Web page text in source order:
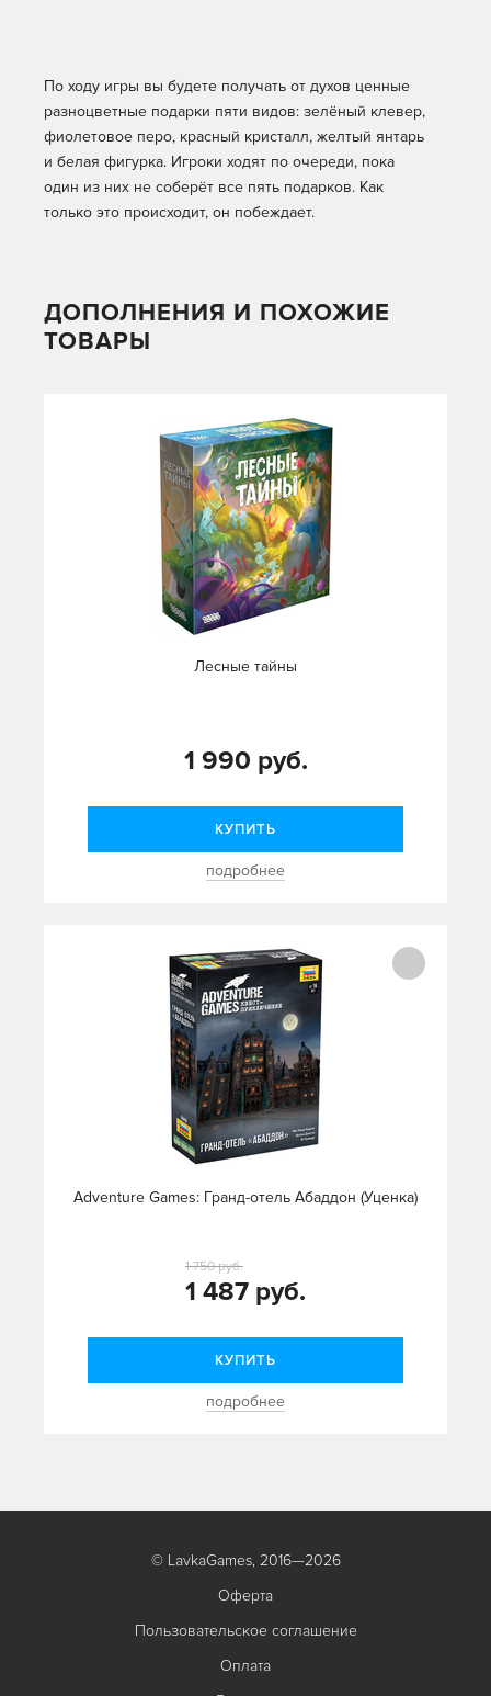
По ходу игры вы будете получать от духов ценные
разноцветные подарки пяти видов: зелёный клевер,
фиолетовое перо, красный кристалл, желтый янтарь
и белая фигурка. Игроки ходят по очереди, пока
один из них не соберёт все пять подарков. Как
только это происходит, он побеждает.
ДОПОЛНЕНИЯ И ПОХОЖИЕ
ТОВАРЫ
Лесные тайны
1 990 руб.
КУПИТЬ
подробнее
Adventure Games: Гранд-отель Абаддон (Уценка)
1 487 руб.
1 750 руб.
КУПИТЬ
подробнее
© LavkaGames, 2016—2026
Оферта
Пользовательское соглашение
Оплата